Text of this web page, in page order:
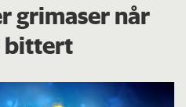
grimaser når
bittert